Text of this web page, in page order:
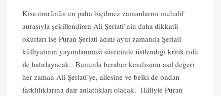
Kısa ömrünün en paha biçilmez zamanlarını muhalif
aurasıyla şekillendiren Ali Şeriati’nin daha dikkatli
okurları ise Puran Şeriati adını aynı zamanda Şeriati
külliyatının yayımlanması sürecinde üstlendiği kritik rolü
ile hatırlayacak. Bununla beraber kendisinin asıl değeri
her zaman Ali Şeriati’ye, ailesine ve belki de ondan
farklılıklarına dair anlattıkları olacak. Hâliyle Puran